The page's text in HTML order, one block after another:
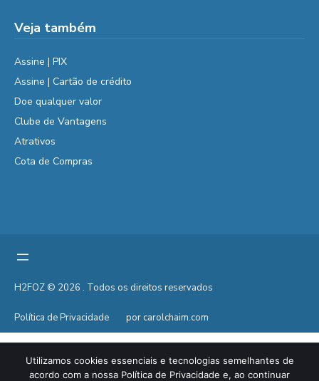
Veja também
Assine | PIX
Assine | Cartão de crédito
Doe qualquer valor
Clube de Vantagens
Atrativos
Cota de Compras
H2FOZ © 2026 . Todos os direitos reservados
Política de Privacidade por carolchaim.com
Utilizamos cookies essenciais e tecnologias semelhantes de
acordo com a nossa Política de Privacidade e, ao continuar